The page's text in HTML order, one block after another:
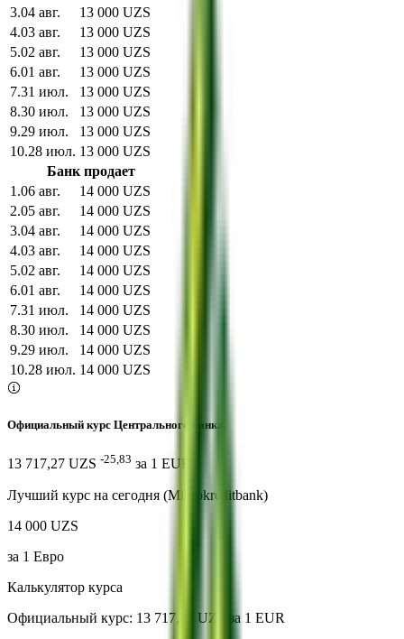
3.04 авг.
13 000 UZS
4.03 авг.
13 000 UZS
5.02 авг.
13 000 UZS
6.01 авг.
13 000 UZS
7.31 июл.
13 000 UZS
8.30 июл.
13 000 UZS
9.29 июл.
13 000 UZS
10.28 июл. 13 000 UZS
Банк продает
1 .06 авг.
14 000 UZS
2.05 авг.
14 000 UZS
3.04 авг.
14 000 UZS
4.03 авг.
14 000 UZS
5.02 авг.
14 000 UZS
6.01 авг.
14 000 UZS
7.31 июл.
14 000 UZS
8.30 июл.
14 000 UZS
9.29 июл.
14 000 UZS
10.28 июл. 14 000 UZS
Официальный курс Центрального банка
13 717,27 UZS -25,83 за 1 EUR
Лучший курс на сегодня (Mikrokreditbank)
14 000 UZS
за 1 Евро
Калькулятор курса
Официальный курс: 13 717,27 UZS за 1 EUR